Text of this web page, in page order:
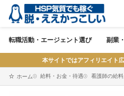
転職活動・エージェント選び 副業
本サイトではアフィリエイト
ホーム 給料・お金・待遇 看護師の給